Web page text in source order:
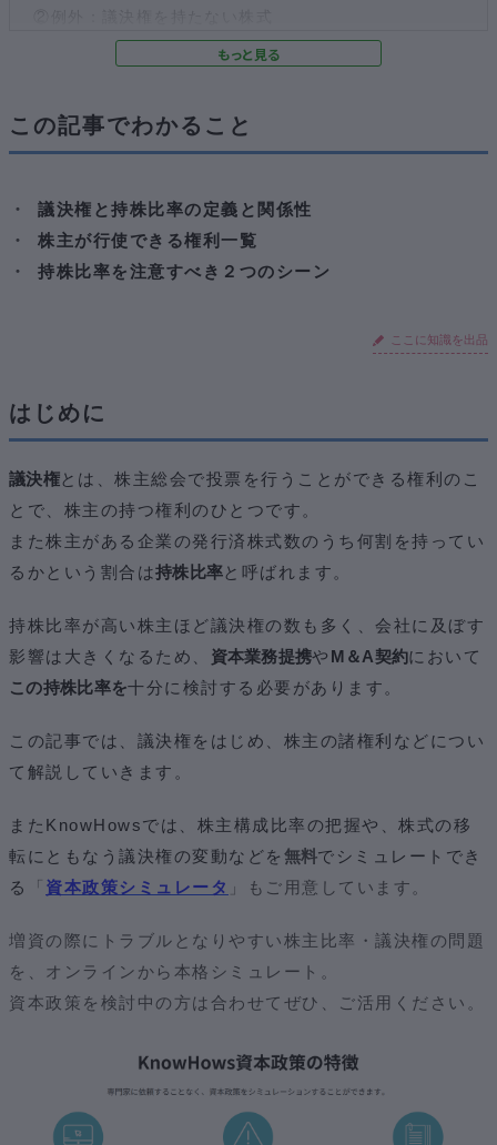
２．「持株比率」とは？
①持株比率と議決権の関係性
３．議決権以外の株主の権利と持株比率の関係性
①単独株主権と持株比率の関係性
③会社側・株主側それぞれから見た持株比率と支配権の
変動
まとめ
おわりに
この記事でわかること
議決権と持株比率の定義と関係性
株主が行使できる権利一覧
持株比率を注意すべき２つのシーン
ここに知識を出品
はじめに
議決権とは、株主総会で投票を行うことができる権利のこ
とで、株主の持つ権利のひとつです。
また株主がある企業の発行済株式数のうち何割を持ってい
るかという割合は持株比率と呼ばれます。
持株比率が高い株主ほど議決権の数も多く、会社に及ぼす
影響は大きくなるため、 資本業務提携や M＆A契約において
この持株比率を十分に検討する必要があります。
この記事では、議決権をはじめ、株主の諸権利などについ
て解説していきます。
またKnowHowsでは、株主構成比率の把握や、株式の移
転にともなう議決権の変動などを 無料でシミュレートでき
る
「 資本政策シミュレータ 」もご用意しています。
増資の際にトラブルとなりやすい株主比率・議決権の問題
を、オンラインから本格シミュレート。
資本政策を検討中の方は合わせてぜひ、ご活用ください。